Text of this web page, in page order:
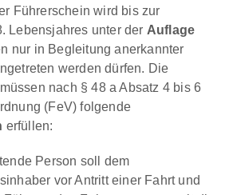
Führerschein wird bis zur
Lebensjahres unter der Auflage
nur in Begleitung anerkannter
werden dürfen. Die
müssen nach § 48 a Absatz 4 bis 6
(FeV) folgende
erfüllen:
Person soll dem
vor Antritt einer Fahrt und